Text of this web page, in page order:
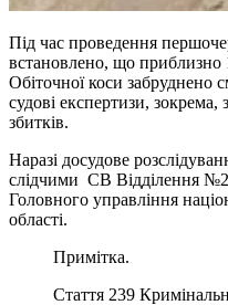
Під час проведення
встановлено, що приблизно
Обіточної коси забруднено
судові експертизи,
збитків.
Наразі досудове
слідчими СВ Відділення №2
Головного управління
області.
Примітка.
Стаття 239